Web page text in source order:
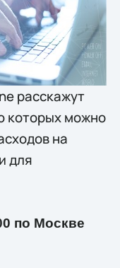
расскажут
которых можно
на
для
по Москве